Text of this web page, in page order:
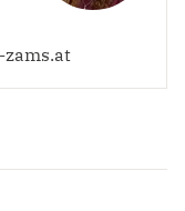
zams.at